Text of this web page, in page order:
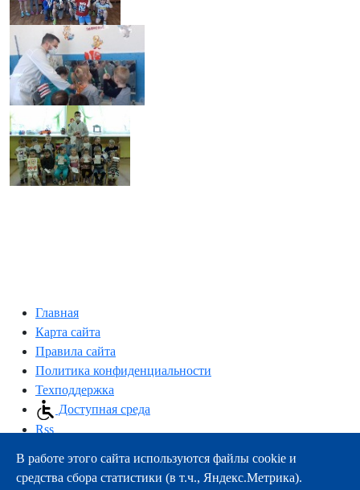
Главная
Карта сайта
Правила сайта
Политика конфиденциальности
Техподдержка
Доступная среда
Rss
163000, г.Архангельск, пр-т Троицкий, 51
тел.:+7 (8182) 21-11-63
В работе этого сайта используются файлы cookie и
средства сбора статистики (в т.ч., Яндекс.Метрика).